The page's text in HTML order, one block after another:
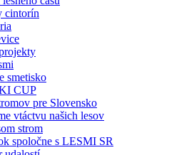
cintorín
smetisko
CUP
pre Slovensko
vtáctvu našich lesov
strom
spoločne s LESMI SR